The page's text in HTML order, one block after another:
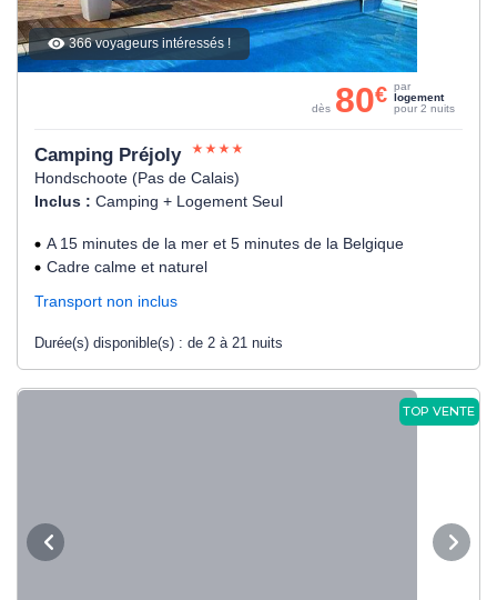
366 voyageurs intéressés !
Camping Préjoly
Hondschoote (Pas de Calais)
Inclus : Camping + Logement Seul
A 15 minutes de la mer et 5 minutes de la Belgique
Cadre calme et naturel
Transport non inclus
Durée(s) disponible(s) : de 2 à 21 nuits
dès 80€ par
logement
pour 2 nuits
TOP VENTE